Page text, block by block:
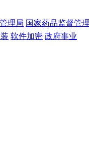
理局 国家药品监督管
软件加密 政府事业